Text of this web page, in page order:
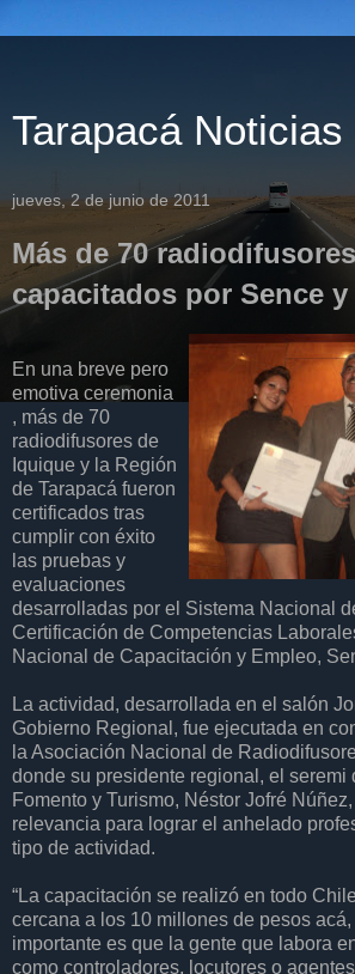
Tarapacá Noticias
jueves, 2 de junio de 2011
Más de 70
capacitados por Sence y
En una breve pero
emotiva ceremonia
, más de 70
radiodifusores de
Iquique y la Región
de Tarapacá fueron
certificados tras
cumplir con éxito
las pruebas y
evaluaciones
desarrolladas por el Sistema Nacional
Certificación de Competencias
Nacional de Capacitación y Empleo,
La actividad, desarrollada en el salón
Gobierno Regional, fue ejecutada en
la Asociación Nacional de
donde su presidente regional, el seremi
Fomento y Turismo, Néstor Jofré
relevancia para lograr el anhelado
tipo de actividad.
“La capacitación se realizó en todo
cercana a los 10 millones de pesos
importante es que la gente que labora
como controladores, locutores o